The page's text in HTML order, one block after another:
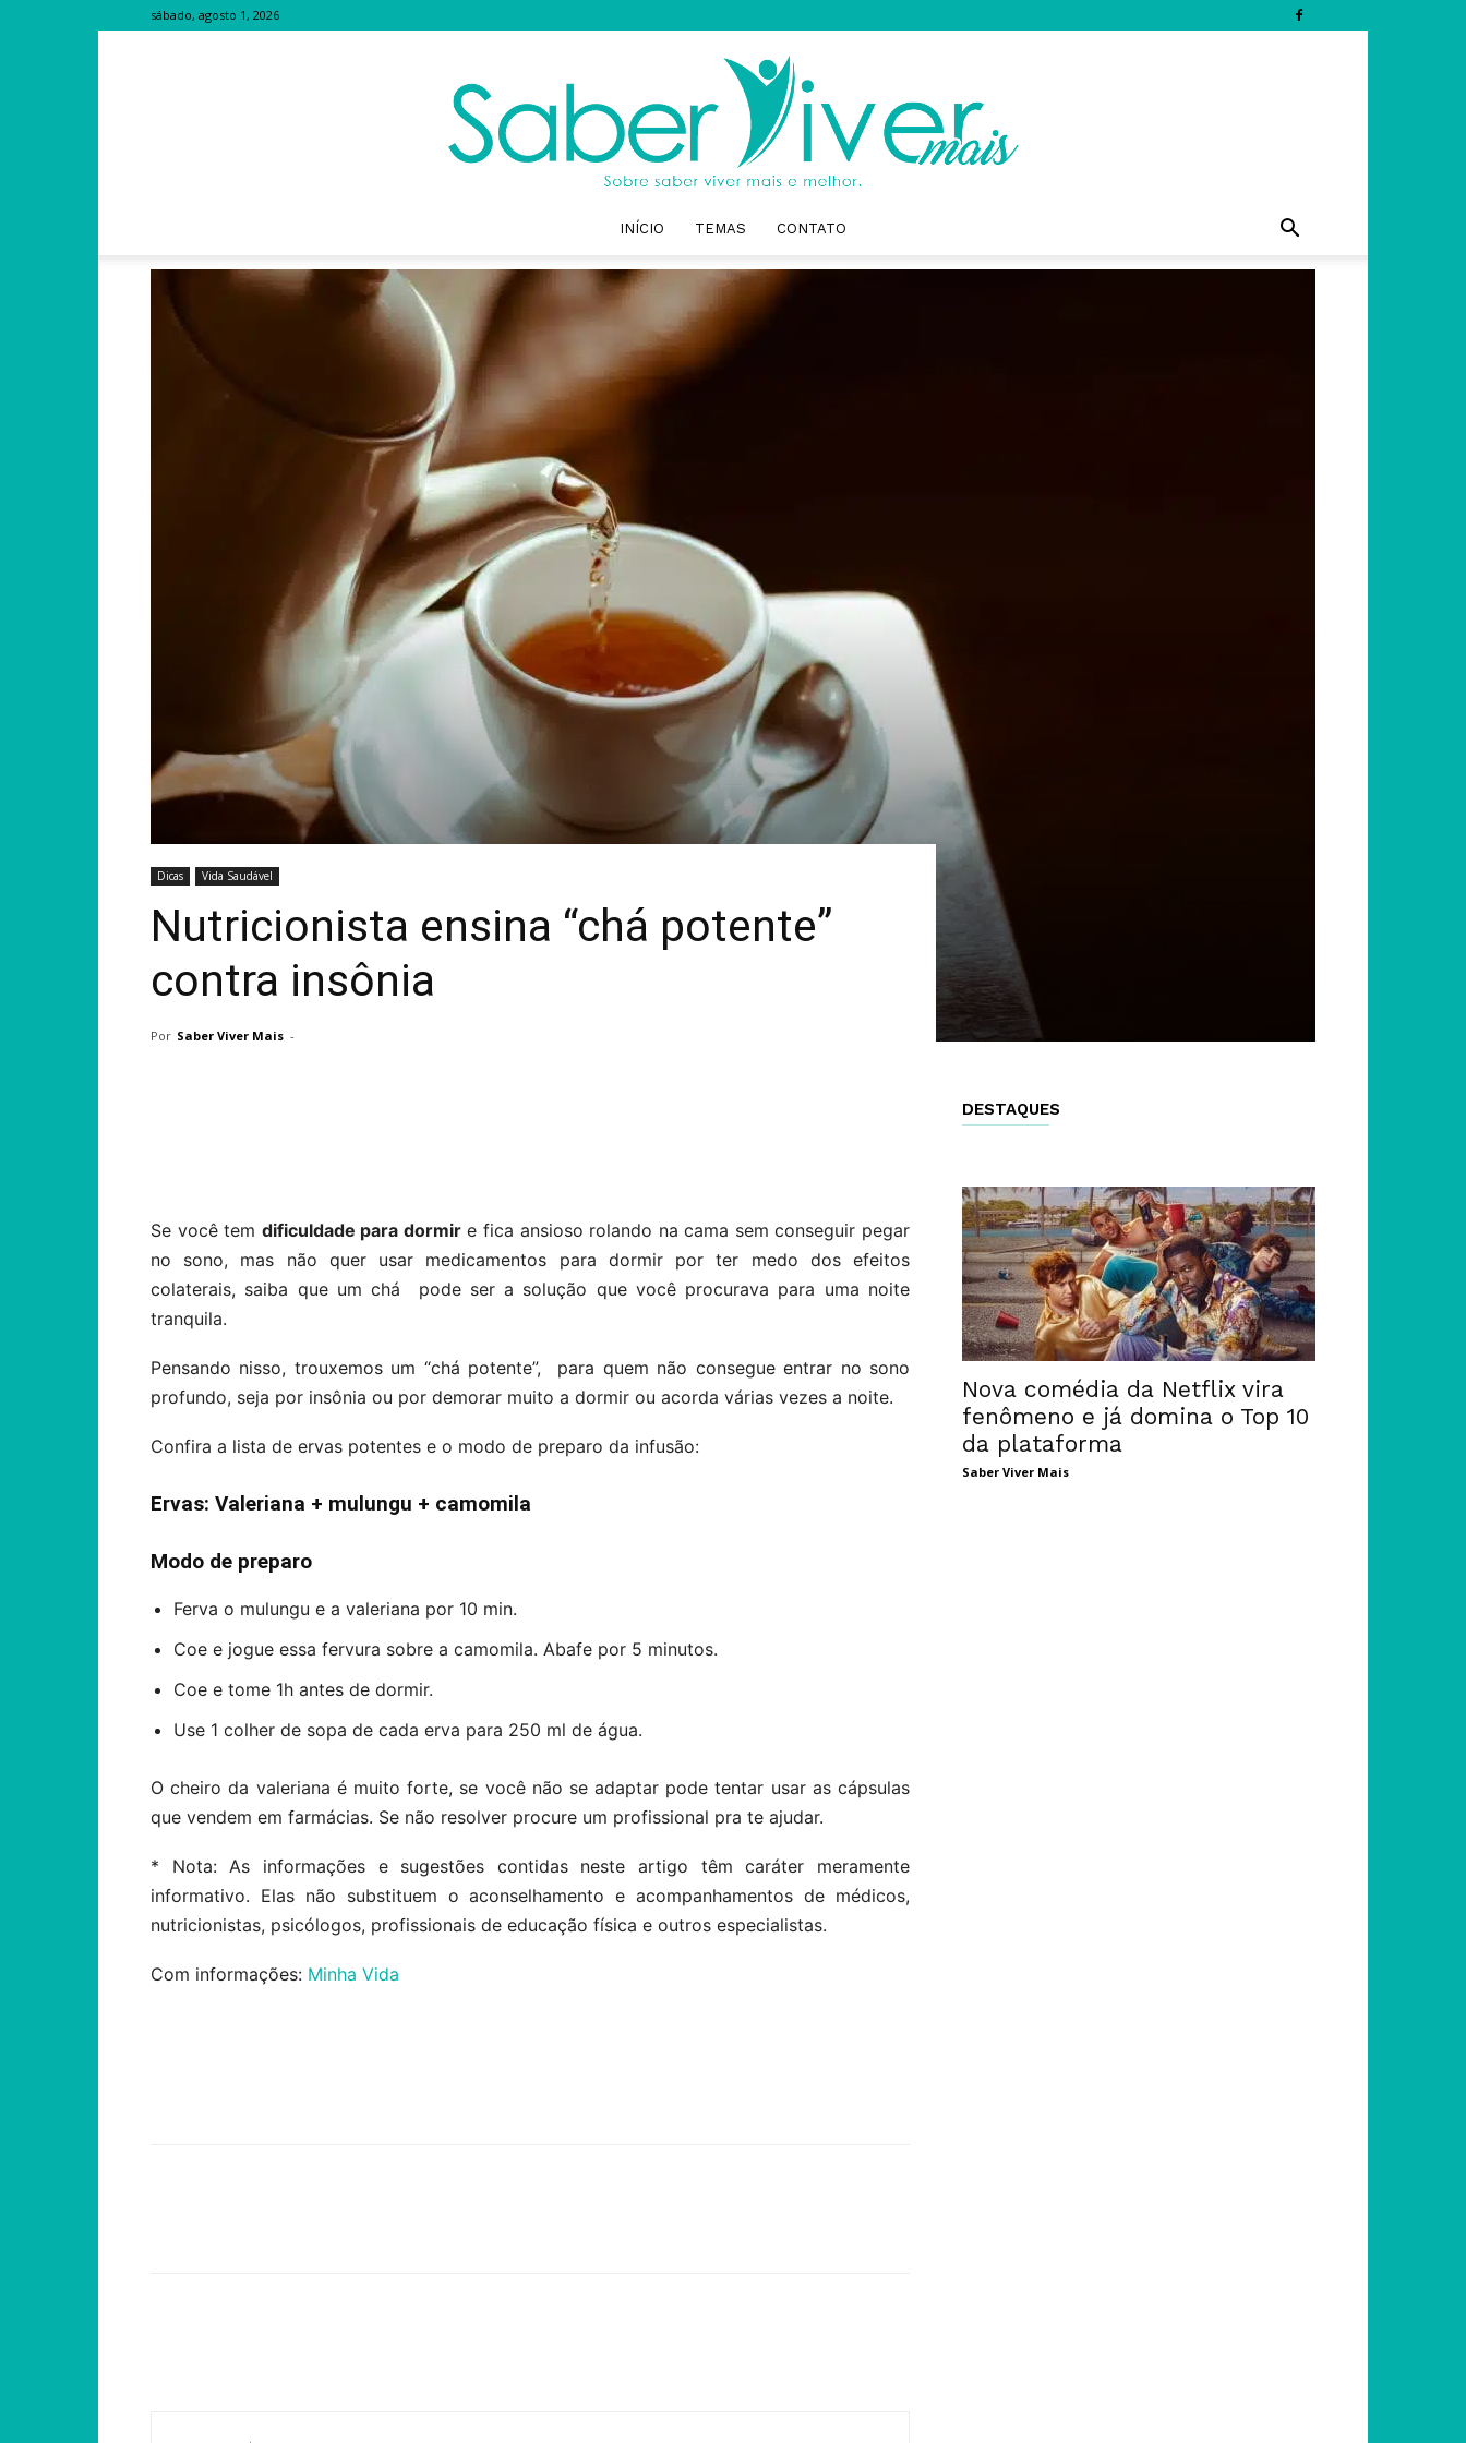
sábado, agosto 1, 2026
Saber
Mais
INÍCIO TEMAS CONTATO
Dicas Vida Saudável
Nutricionista ensina “chá potente”
contra insônia
Por Saber Viver Mais -
Se você tem dificuldade para dormire fica ansioso rolando na cama sem conseguir pegar
no sono, mas não quer usar medicamentos para dormir por ter medo dos efeitos
colaterais, saiba que um chá pode ser a solução que você procurava para uma noite
tranquila.
Pensando nisso, trouxemos um “chá potente”, para quem não consegue entrar no sono
profundo, seja por insônia ou por demorar muito a dormir ou acorda várias vezes a noite.
Confira a lista de ervas potentes e o modo de preparo da infusão:
Ervas: Valeriana + mulungu + camomila
Modo de preparo
Ferva o mulungu e a valeriana por 10 min.
Coe e jogue essa fervura sobre a camomila. Abafe por 5 minutos.
Coe e tome 1h antes de dormir.
Use 1 colher de sopa de cada erva para 250 ml de água.
O cheiro da valeriana é muito forte, se você não se adaptar pode tentar usar as cápsulas
que vendem em farmácias. Se não resolver procure um profissional pra te ajudar.
* Nota: As informações e sugestões contidas neste artigo têm caráter meramente
informativo. Elas não substituem o aconselhamento e acompanhamentos de médicos,
nutricionistas, psicólogos, profissionais de educação física e outros especialistas.
Com informações: Minha Vida
DESTAQUES
Nova comédia da Netflix vira
fenômeno e já domina o Top 10
da plataforma
Saber Viver Mais